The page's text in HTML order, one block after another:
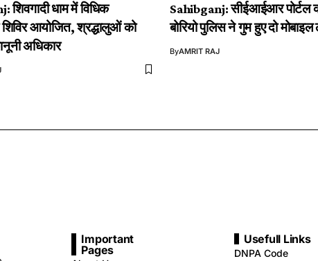
शिवगादी धाम में विधिक
आयोजित, श्रद्धालुओं को
अधिकार
Sahibganj: सीईआईआर पोर्टल
बोरियो पुलिस ने गुम हुए दो मोबाइल
ByAMRIT RAJ
Important
Pages
Usefull Links
DNPA Code